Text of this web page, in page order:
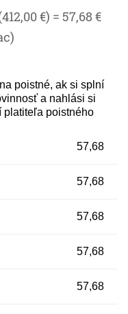
€) = 57,68 €
poistné, ak si splní
a nahlási si
platiteľa poistného
57,68
57,68
57,68
57,68
57,68